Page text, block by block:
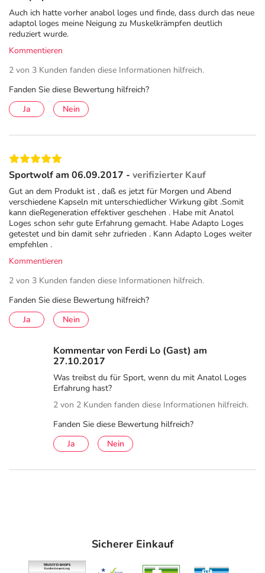
Auch ich hatte vorher anabol loges und finde, dass durch das neue
adaptol loges meine Neigung zu Muskelkrämpfen deutlich
reduziert wurde.
Kommentieren
2 von 3 Kunden fanden diese Informationen hilfreich.
Fanden Sie diese Bewertung hilfreich?
Ja
Nein
Sportwolf am 06.09.2017 - verifizierter Kauf
Gut an dem Produkt ist , daß es jetzt für Morgen und Abend
verschiedene Kapseln mit unterschiedlicher Wirkung gibt .Somit
kann dieRegeneration effektiver geschehen . Habe mit Anatol
Loges schon sehr gute Erfahrung gemacht. Habe Adapto Loges
getestet und bin damit sehr zufrieden . Kann Adapto Loges weiter
empfehlen .
Kommentieren
2 von 3 Kunden fanden diese Informationen hilfreich.
Fanden Sie diese Bewertung hilfreich?
Ja
Nein
Kommentar von Ferdi Lo (Gast) am
27.10.2017
Was treibst du für Sport, wenn du mit Anatol Loges
Erfahrung hast?
2 von 2 Kunden fanden diese Informationen hilfreich.
Fanden Sie diese Bewertung hilfreich?
Ja
Nein
Sicherer Einkauf